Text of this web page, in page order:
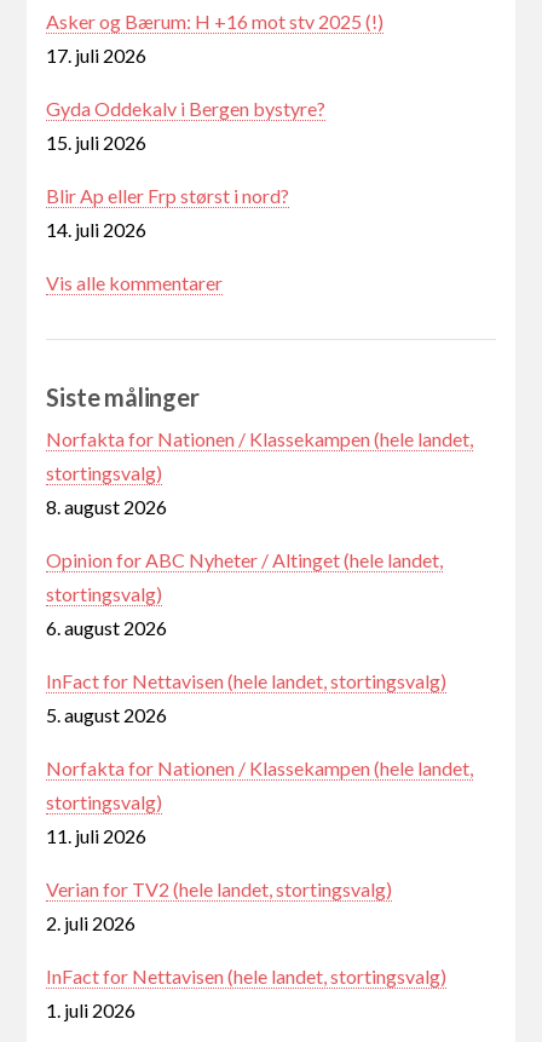
Asker og Bærum: H +16 mot stv 2025 (!)
17. juli 2026
Gyda Oddekalv i Bergen bystyre?
15. juli 2026
Blir Ap eller Frp størst i nord?
14. juli 2026
Vis alle kommentarer
Siste målinger
Norfakta for Nationen / Klassekampen (hele landet,
stortingsvalg)
8. august 2026
Opinion for ABC Nyheter / Altinget (hele landet,
stortingsvalg)
6. august 2026
InFact for Nettavisen (hele landet, stortingsvalg)
5. august 2026
Norfakta for Nationen / Klassekampen (hele landet,
stortingsvalg)
11. juli 2026
Verian for TV2 (hele landet, stortingsvalg)
2. juli 2026
InFact for Nettavisen (hele landet, stortingsvalg)
1. juli 2026